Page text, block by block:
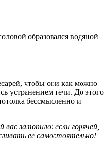
образовался водяной
чтобы они как можно
устранением течи. До этого
бессмысленно и
вас затопило: если горячей,
ее самостоятельно!